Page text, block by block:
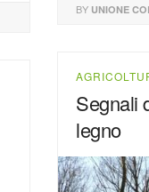
BY UNIONE
Segnali
legno